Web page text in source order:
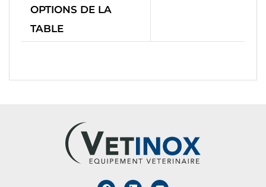
OPTIONS DE LA
TABLE